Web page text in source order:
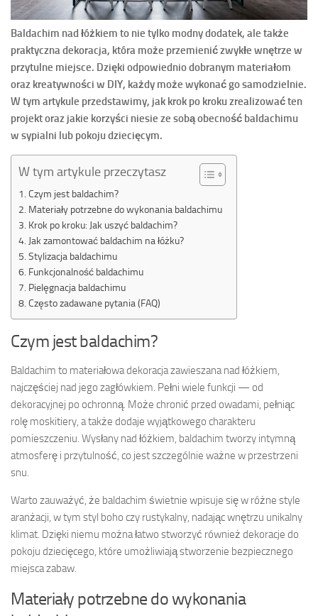
Baldachim nad łóżkiem to nie tylko modny dodatek, ale także
praktyczna dekoracja, która może przemienić zwykłe wnętrze w
przytulne miejsce. Dzięki odpowiednio dobranym materiałom
oraz kreatywności w DIY, każdy może wykonać go samodzielnie.
W tym artykule przedstawimy, jak krok po kroku zrealizować ten
projekt oraz jakie korzyści niesie ze sobą obecność baldachimu
w sypialni lub pokoju dziecięcym.
W tym artykule przeczytasz
Czym jest baldachim?
Materiały potrzebne do wykonania baldachimu
Krok po kroku: Jak uszyć baldachim?
Jak zamontować baldachim na łóżku?
Stylizacja baldachimu
Funkcjonalność baldachimu
Pielęgnacja baldachimu
Często zadawane pytania (FAQ)
Czym jest baldachim?
Baldachim to materiałowa dekoracja zawieszana nad łóżkiem,
najczęściej nad jego zagłówkiem. Pełni wiele funkcji — od
dekoracyjnej po ochronną. Może chronić przed owadami, pełniąc
rolę moskitiery, a także dodaje wyjątkowego charakteru
pomieszczeniu. Wysłany nad łóżkiem, baldachim tworzy intymną
atmosferę i przytulność, co jest szczególnie ważne w przestrzeni
snu.
Warto zauważyć, że baldachim świetnie wpisuje się w różne style
aranżacji, w tym styl boho czy rustykalny, nadając wnętrzu unikalny
klimat. Dzięki niemu można łatwo stworzyć również dekoracje do
pokoju dziecięcego, które umożliwiają stworzenie bezpiecznego
miejsca zabaw.
Materiały potrzebne do wykonania